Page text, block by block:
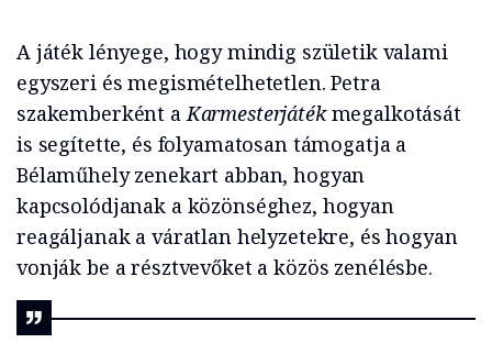
A játék lényege, hogy mindig születik valami
egyszeri és megismételhetetlen. Petra
szakemberként aKarmesterjátékmegalkotását
is segítette, és folyamatosan támogatja a
Bélaműhely zenekart abban, hogyan
kapcsolódjanak a közönséghez, hogyan
reagáljanak a váratlan helyzetekre, és hogyan
vonják be a résztvevőket a közös zenélésbe.